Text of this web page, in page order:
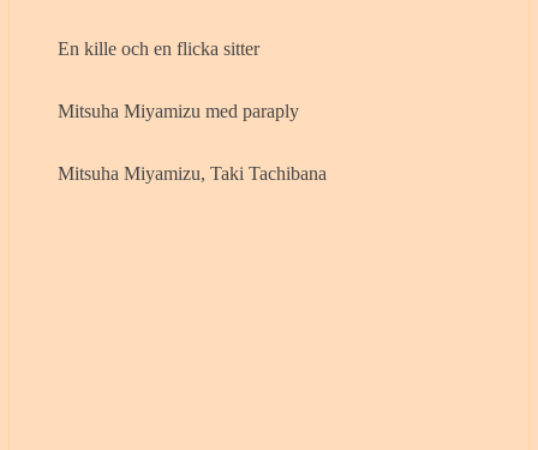
En kille och en flicka sitter
Mitsuha Miyamizu med paraply
Mitsuha Miyamizu, Taki Tachibana